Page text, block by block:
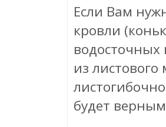
Если Вам
кровли
из
будет